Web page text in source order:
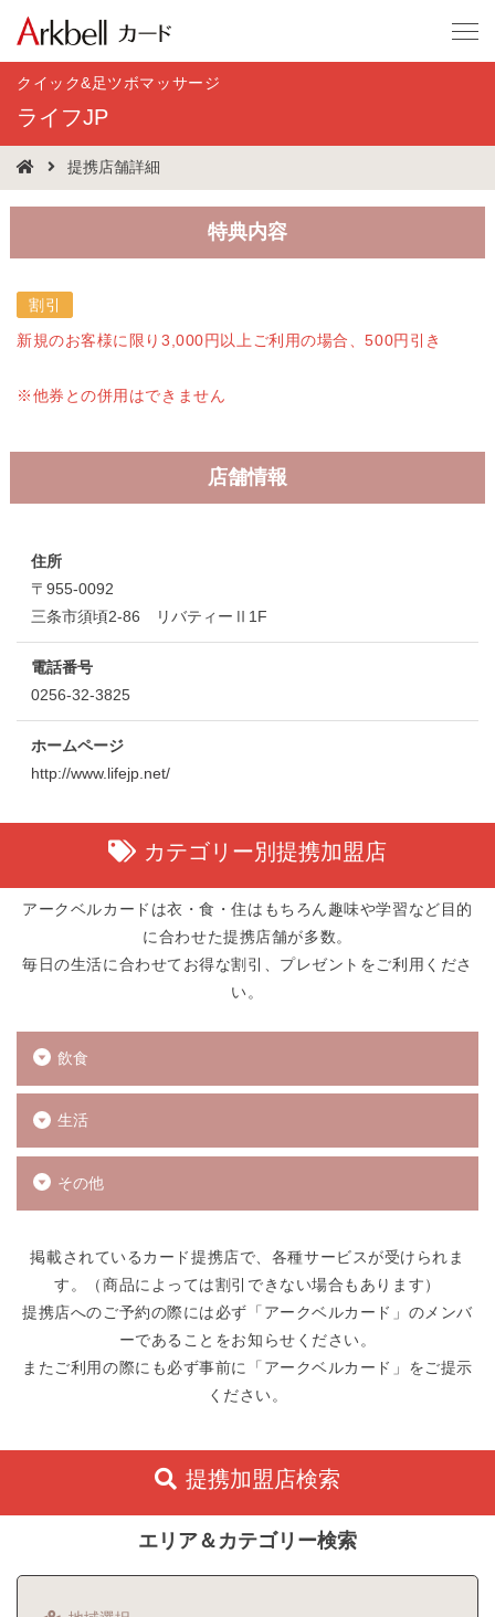
クイック&足ツボマッサージ
ライフJP
提携店舗詳細
特典内容
割引
新規のお客様に限り3,000円以上ご利用の場合、500円引き
※他券との併用はできません
店舗情報
住所
〒955-0092
三条市須頃2-86 リバティーⅡ1F
電話番号
0256-32-3825
ホームページ
http://www.lifejp.net/
カテゴリー別提携加盟店
アークベルカードは衣・食・住はもちろん趣味や学習など目的
に合わせた提携店舗が多数。
毎日の生活に合わせてお得な割引、プレゼントをご利用くださ
い。
飲食
生活
その他
掲載されているカード提携店で、各種サービスが受けられま
す。（商品によっては割引できない場合もあります）
提携店へのご予約の際には必ず「アークベルカード」のメンバ
ーであることをお知らせください。
またご利用の際にも必ず事前に「アークベルカード」をご提示
ください。
提携加盟店検索
エリア＆カテゴリー検索